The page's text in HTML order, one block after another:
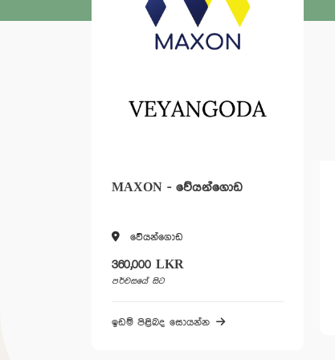
MAXON - වේයන්ගොඩ
වේයන්ගොඩ
360,000 LKR
පර්චසයේ සිට
ඉඩම් පිළිබද සොයන්න
ඉඩම්